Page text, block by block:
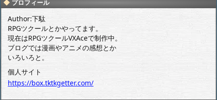
ー。
プロフィール
Author:下駄
RPGツクールとかやってます。
現在はRPGツクールVXAceで制作中。
ブログでは漫画やアニメの感想とか
いろいろと。
個人サイト
https://box.tktkgetter.com/